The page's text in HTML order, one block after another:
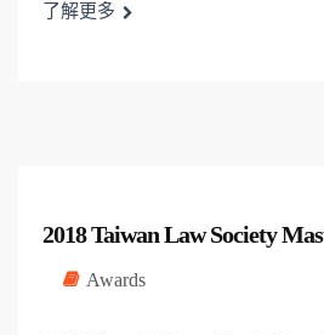
了解更多
2018 Taiwan Law Society
Awards